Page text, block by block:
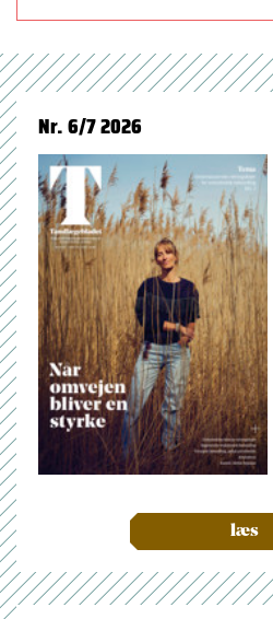
Nr. 6/7 2026
læs